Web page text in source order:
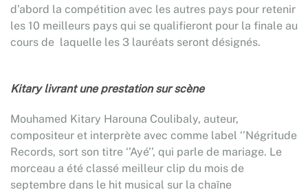
d’abord la compétition avec les autres pays pour retenir
les 10 meilleurs pays qui se qualifieront pour la finale au
cours de laquelle les 3 lauréats seront désignés.
Kitary livrant une prestation sur scène
Mouhamed Kitary Harouna Coulibaly, auteur,
compositeur et interprète avec comme label ‘’Négritude
Records, sort son titre ‘’Ayé’’, qui parle de mariage. Le
morceau a été classé meilleur clip du mois de
septembre dans le hit musical sur la chaîne